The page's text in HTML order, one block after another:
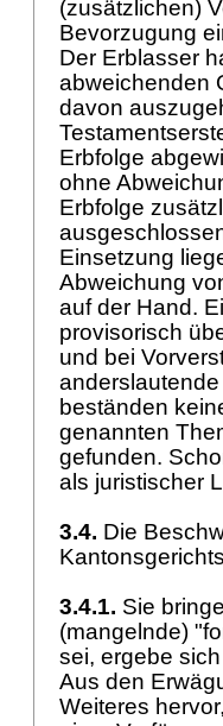
(zusätzlichen)
Bevorzugung
Der Erblasser
abweichenden
davon
Erbfolge
ohne
Erbfolge
Einsetzung
Abweichung
auf der Hand.
provisorisch
und bei
beständen
genannten
gefunden.
als juristischer
3.4. Die
3.4.1. Sie
(mangelnde)
sei, ergebe
Aus den
Weiteres